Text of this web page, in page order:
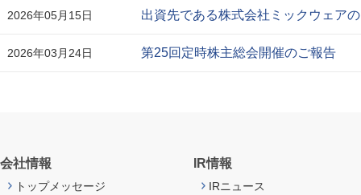
2026年05月15日 出資先である株式会社ミックウェア
2026年03月24日 第25回定時株主総会開催のご報告
会社情報
トップメッセージ
IR情報
IRニュース